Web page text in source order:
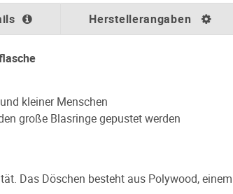
Herstellerangaben
kleiner Menschen
große Blasringe gepustet werden
Das Döschen besteht aus Polywood,